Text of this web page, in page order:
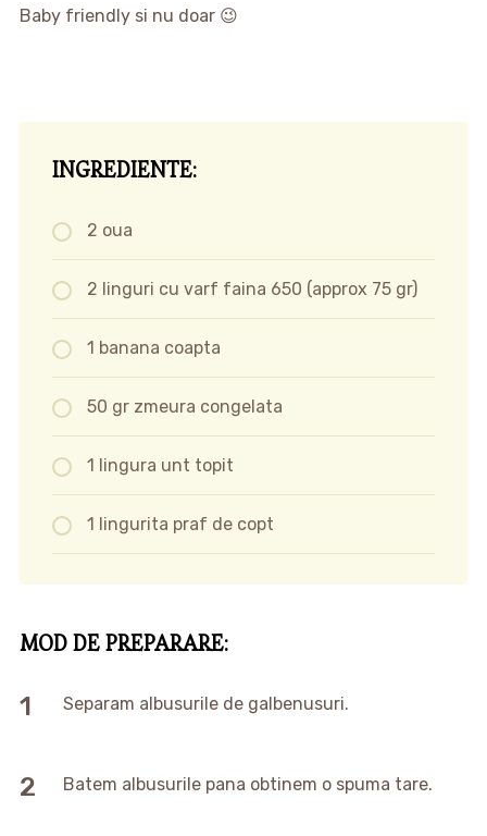
Baby friendly si nu doar 😉
INGREDIENTE:
2 oua
2 linguri cu varf faina 650 (approx 75 gr)
1 banana coapta
50 gr zmeura congelata
1 lingura unt topit
1 lingurita praf de copt
MOD DE PREPARARE:
Separam albusurile de galbenusuri.
Batem albusurile pana obtinem o spuma tare.